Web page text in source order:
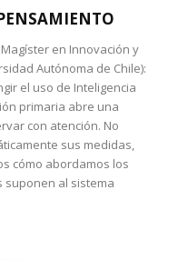
en Innovación y
Autónoma de Chile):
el uso de Inteligencia
primaria abre una
con atención. No
sus medidas,
cómo abordamos los
al sistema